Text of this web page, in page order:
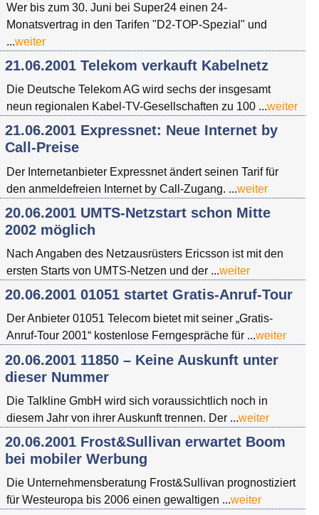
Wer bis zum 30. Juni bei Super24 einen 24-
Monatsvertrag in den Tarifen "D2-TOP-Spezial" und
...weiter
21.06.2001 Telekom verkauft Kabelnetz
Die Deutsche Telekom AG wird sechs der insgesamt
neun regionalen Kabel-TV-Gesellschaften zu 100 ...weiter
21.06.2001 Expressnet: Neue Internet by
Call-Preise
Der Internetanbieter Expressnet ändert seinen Tarif für
den anmeldefreien Internet by Call-Zugang. ...weiter
20.06.2001 UMTS-Netzstart schon Mitte
2002 möglich
Nach Angaben des Netzausrüsters Ericsson ist mit den
ersten Starts von UMTS-Netzen und der ...weiter
20.06.2001 01051 startet Gratis-Anruf-Tour
Der Anbieter 01051 Telecom bietet mit seiner „Gratis-
Anruf-Tour 2001“ kostenlose Ferngespräche für ...weiter
20.06.2001 11850 – Keine Auskunft unter
dieser Nummer
Die Talkline GmbH wird sich voraussichtlich noch in
diesem Jahr von ihrer Auskunft trennen. Der ...weiter
20.06.2001 Frost&Sullivan erwartet Boom
bei mobiler Werbung
Die Unternehmensberatung Frost&Sullivan prognostiziert
für Westeuropa bis 2006 einen gewaltigen ...weiter